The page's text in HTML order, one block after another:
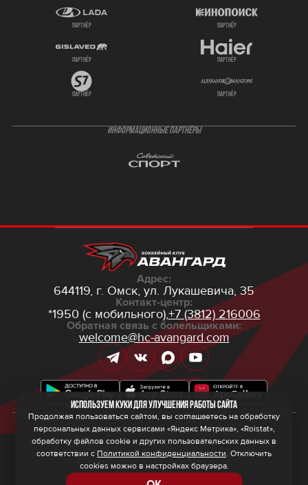
партнёр партнёр
партнёр партнёр
партнёр партнёр
ИНФОРМАЦИОННЫЕ ПАРТНЁРЫ
Адрес:
644119, г. Омск, ул. Лукашевича, 35
Контакт-центр:
*1950 (с мобильного),+7 (3812) 216006
Обратная связь с болельщиками:
welcome@hc-avangard.com
© 2026 ООО ХК «Авангард»
Политика конфиденциальности
Политика обработки персональных данных
Правила программы лояльности
Используем куки для улучшения работы сайта
Продолжая пользоваться сайтом, вы соглашаетесь на обработку
персональных данных сервисами «Яндекс Метрика», «Roistat»,
обработку файлов cookie и других пользовательских данных в
соответствии с Политикой конфиденциальности. Отключить
cookies можно в настройках браузера.